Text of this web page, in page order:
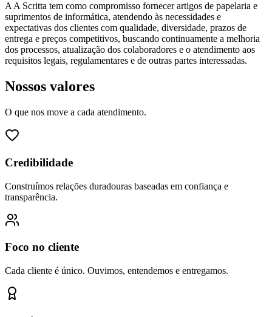
A A Scritta tem como compromisso fornecer artigos de papelaria e
suprimentos de informática, atendendo às necessidades e
expectativas dos clientes com qualidade, diversidade, prazos de
entrega e preços competitivos, buscando continuamente a melhoria
dos processos, atualização dos colaboradores e o atendimento aos
requisitos legais, regulamentares e de outras partes interessadas.
Nossos valores
O que nos move a cada atendimento.
Credibilidade
Construímos relações duradouras baseadas em confiança e
transparência.
Foco no cliente
Cada cliente é único. Ouvimos, entendemos e entregamos.